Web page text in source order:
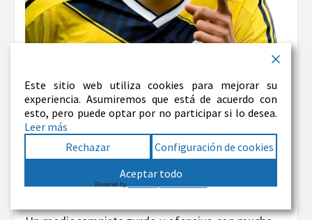
Juan Fer Quintero
33 años
River Plate
Este sitio web utiliza cookies para mejorar su
experiencia. Asumiremos que está de acuerdo con
esto, pero puede optar por no participar si lo desea.
Leer más
Rechazar
Configuración de cookies
Aceptar todo
Powered by